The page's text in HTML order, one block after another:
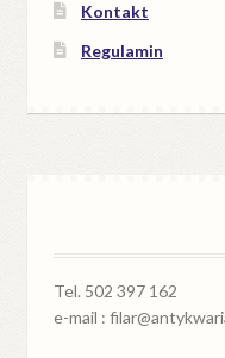
Kontakt
Regulamin
Tel. 502 397 162
e-mail :